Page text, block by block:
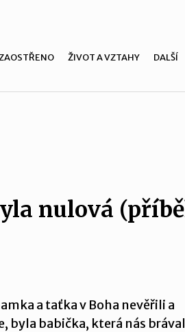
ŽIVOT A VZTAHY DALŠÍ
nulová
a taťka v Boha nevěřili a
byla babička, která nás